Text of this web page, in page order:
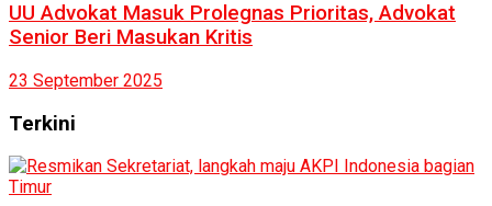
UU Advokat Masuk Prolegnas Prioritas, Advokat
Senior Beri Masukan Kritis
23 September 2025
Terkini